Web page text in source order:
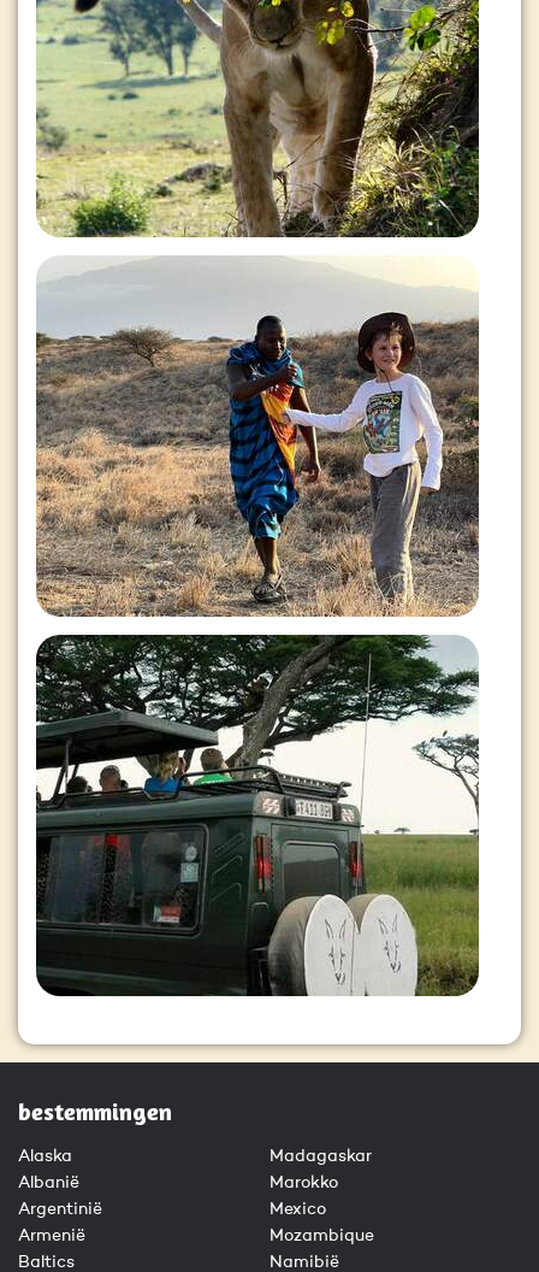
bestemmingen
Alaska
Albanië
Argentinië
Armenië
Baltics
Madagaskar
Marokko
Mexico
Mozambique
Namibië